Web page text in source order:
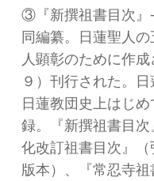
③『新撰祖書目次
同編纂。日蓮聖人
人顕彰のために作
９）刊行された。日
日蓮教団史上はじ
録。『新撰祖書目
化改訂祖書目次』
版本）、『常忍寺祖